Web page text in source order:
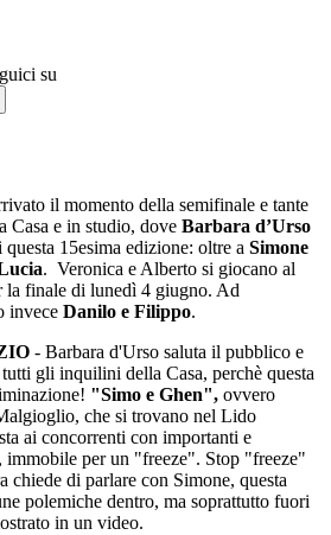
su
il momento della semifinale e tante
Casa e in studio, dove Barbara d’Urso
15esima edizione: oltre a Simone
. Veronica e Alberto si giocano al
la finale di lunedì 4 giugno. Ad
invece Danilo e Filippo.
- Barbara d'Urso saluta il pubblico e
gli inquilini della Casa, perchè questa
"Simo e Ghen", ovvero
che si trovano nel Lido
ai concorrenti con importanti e
immobile per un "freeze". Stop "freeze"
chiede di parlare con Simone, questa
polemiche dentro, ma soprattutto fuori
in un video.